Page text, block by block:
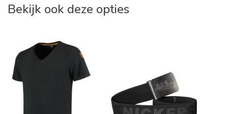
Bekijk ook deze opties